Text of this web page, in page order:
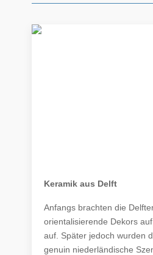
Keramik aus Delft
Anfangs brachten die
orientalisierende Dekors
auf. Später jedoch wurden
genuin niederländische